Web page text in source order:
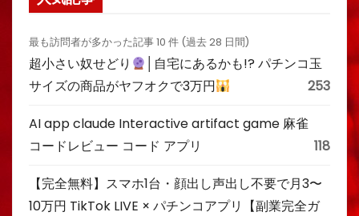
最も訪問者が多かった記事 10 件 (過去 28 日間)
超小さい奴せどり
│自宅にあるかも!? パチンコ玉
サイズの商品がヤフオクで3万円
253
AI app claude Interactive artifact game 麻雀
コードレビュー コード アプリ
118
【完全無料】スマホ1台・顔出し声出し不要で月3〜
10万円 TikTok LIVE × パチンコアプリ【副業完全ガ